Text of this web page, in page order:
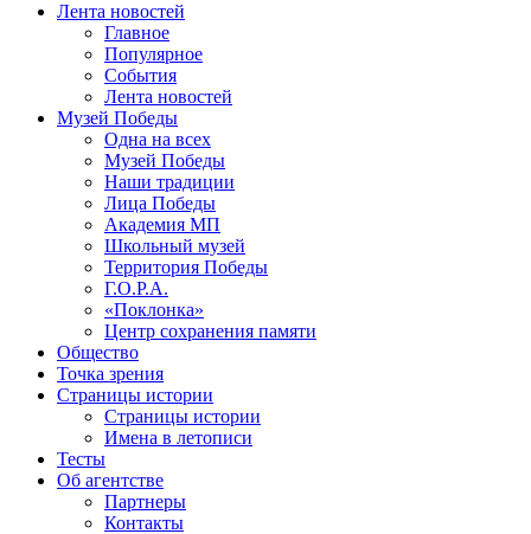
Лента новостей
Главное
Популярное
События
Лента новостей
Музей Победы
Одна на всех
Музей Победы
Наши традиции
Лица Победы
Академия МП
Школьный музей
Территория Победы
Г.О.Р.А.
«Поклонка»
Центр сохранения памяти
Общество
Точка зрения
Страницы истории
Страницы истории
Имена в летописи
Тесты
Об агентстве
Партнеры
Контакты